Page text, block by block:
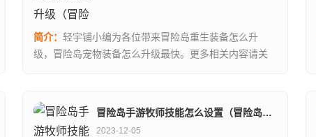
简介：轻宇铺小编为各位带来冒险岛重生装备怎么升
级，冒险岛宠物装备怎么升级最快。更多相关内容请关
冒险岛手游牧师技能怎么设置（冒险岛主教超级属性加点推荐）
2023-12-05